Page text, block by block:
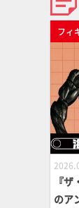
フィ
『
のア